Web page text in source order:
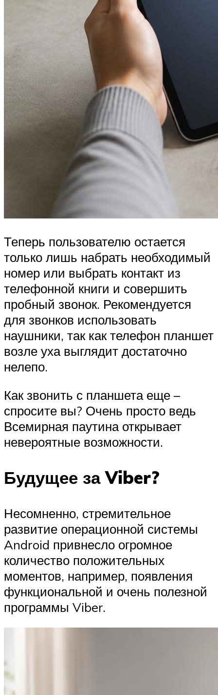
Теперь пользователю остается
только лишь набрать необходимый
номер или выбрать контакт из
телефонной книги и совершить
пробный звонок. Рекомендуется
для звонков использовать
наушники, так как телефон планшет
возле уха выглядит достаточно
нелепо.
Как звонить с планшета еще –
спросите вы? Очень просто ведь
Всемирная паутина открывает
невероятные возможности.
Будущее за Viber?
Несомненно, стремительное
развитие операционной системы
Android привнесло огромное
количество положительных
моментов, например, появления
функциональной и очень полезной
программы Viber.